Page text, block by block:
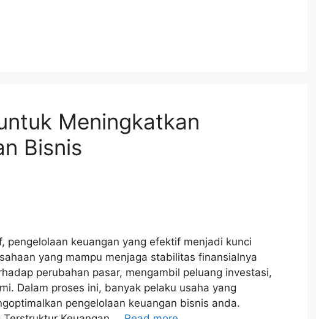
Meningkatkan
Bisnis
pengelolaan keuangan yang efektif menjadi kunci
yang mampu menjaga stabilitas finansialnya
perubahan pasar, mengambil peluang investasi,
Dalam proses ini, banyak pelaku usaha yang
pengelolaan keuangan bisnis anda.